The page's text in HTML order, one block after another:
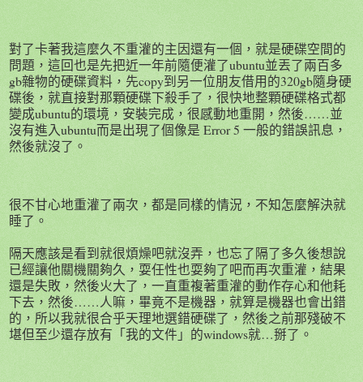
對了卡著我這麼久不重灌的主因還有一個，就是硬碟空間的
問題，這回也是先把近一年前隨便灌了ubuntu並丟了兩百多
gb雜物的硬碟資料，先copy到另一位朋友借用的320gb隨身硬
碟後，就直接對那顆硬碟下殺手了，很快地整顆硬碟格式都
變成ubuntu的環境，安裝完成，很感動地重開，然後……並
沒有進入ubuntu而是出現了個像是 Error 5 一般的錯誤訊息，
然後就沒了。
很不甘心地重灌了兩次，都是同樣的情況，不知怎麼解決就
睡了。
隔天應該是看到就很煩燥吧就沒弄，也忘了隔了多久後想說
已經讓他關機關夠久，耍任性也耍夠了吧而再次重灌，結果
還是失敗，然後火大了，一直重複著重灌的動作存心和他耗
下去，然後……人嘛，畢竟不是機器，就算是機器也會出錯
的，所以我就很合乎天理地選錯硬碟了，然後之前那殘破不
堪但至少還存放有「我的文件」的windows就…掰了。